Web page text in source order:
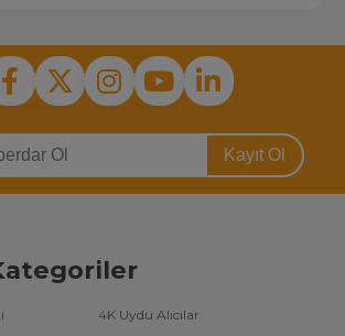
Kayıt Ol
4K Uydu Alıcılar